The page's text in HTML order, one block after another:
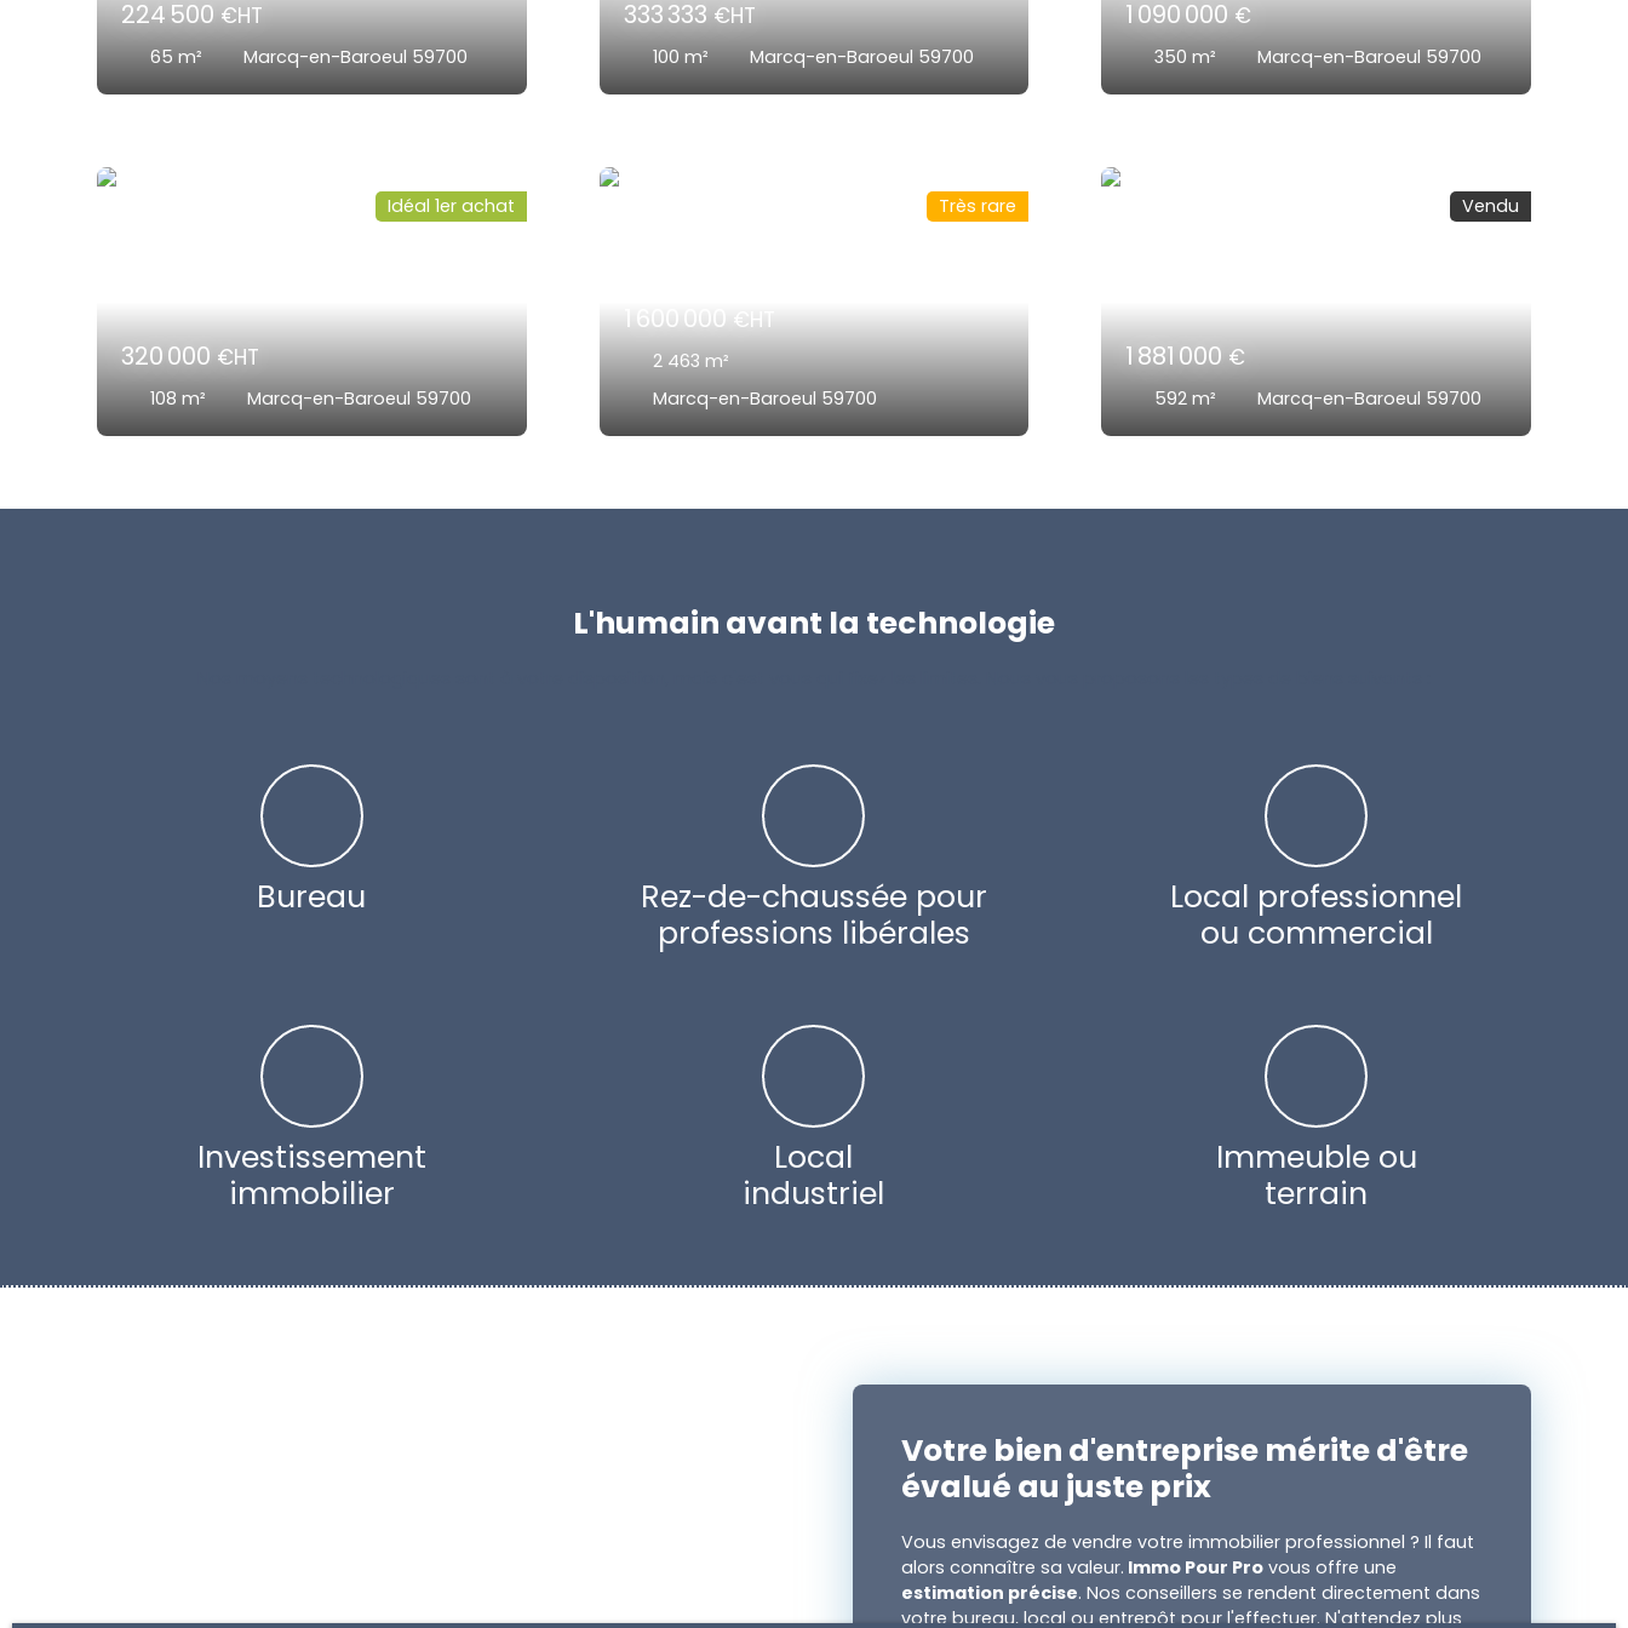
224 500€HT
65 m² Marcq-en-Baroeul 59700
333 333€HT
100 m² Marcq-en-Baroeul 59700
1 090 000€
350m² Marcq-en-Baroeul 59700
320 000€HT
108 m² Marcq-en-Baroeul 59700
Idéal 1er achat
1 600 000€HT
2 463 m²
Marcq-en-Baroeul 59700
Très rare
1 881 000€
592m² Marcq-en-Baroeul 59700
Vendu
L'humain avant la technologie
Bureau
Rez-de-chaussée pour
professions libérales
Local professionnel
ou commercial
Investissement
immobilier
Local
industriel
Immeuble ou
terrain
Votre bien d'entreprise mérite d'être
évalué au juste prix
Vous envisagez de vendre votre immobilier professionnel ? Il faut
alors connaître sa valeur. Immo Pour Pro vous offre une
estimation précise. Nos conseillers se rendent directement dans
votre bureau, local ou entrepôt pour l'effectuer. N'attendez plus